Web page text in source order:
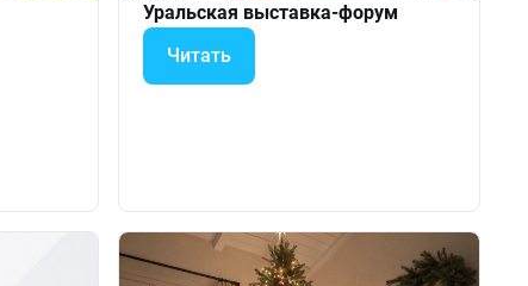
Уральская выставка-форум
Читать